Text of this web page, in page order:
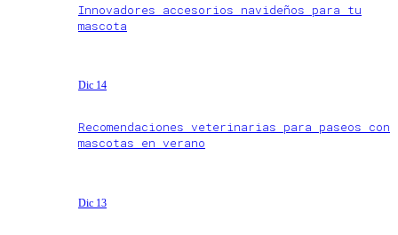
Innovadores accesorios navideños para tu
mascota
Dic 14
Recomendaciones veterinarias para paseos con
mascotas en verano
Dic 13